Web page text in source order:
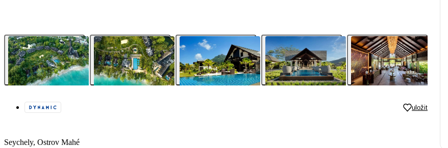
uložit
Seychely, Ostrov Mahé